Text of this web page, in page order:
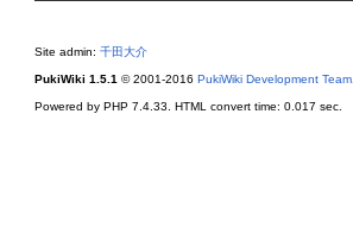
Site admin: 千田大介
PukiWiki 1.5.1 © 2001-2016 PukiWiki Development Team
Powered by PHP 7.4.33. HTML convert time: 0.017 sec.